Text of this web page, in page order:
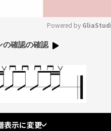
Powered by
の確認の確認
表示に変更